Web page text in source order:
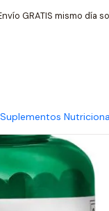
Suplementos
GRATIS mismo día
Suplementos